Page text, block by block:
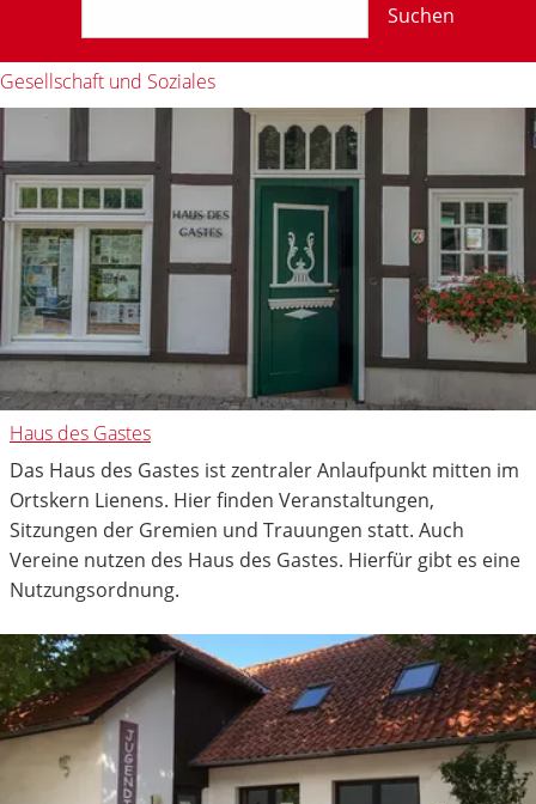
Suchen
Gesellschaft und Soziales
Haus des Gastes
Das Haus des Gastes ist zentraler Anlaufpunkt mitten im
Ortskern Lienens. Hier finden Veranstaltungen,
Sitzungen der Gremien und Trauungen statt. Auch
Vereine nutzen des Haus des Gastes. Hierfür gibt es eine
Nutzungsordnung.